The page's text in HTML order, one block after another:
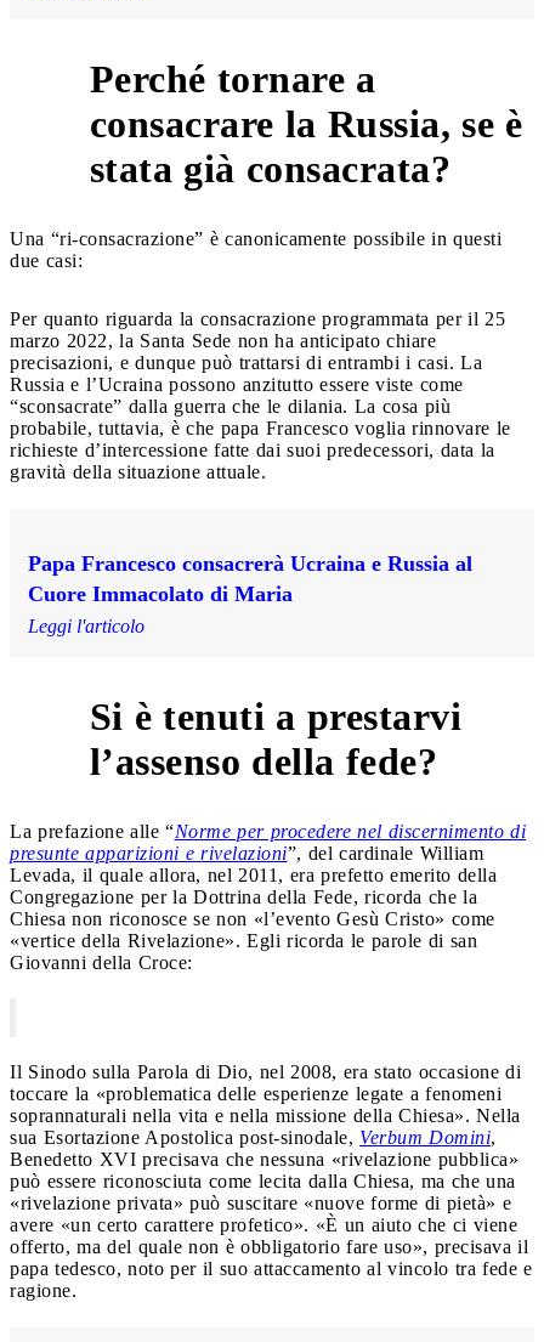
Perché tornare a
consacrare la Russia, se è
stata già consacrata?
Una “ri-consacrazione” è canonicamente possibile in questi
due casi:
Per quanto riguarda la consacrazione programmata per il 25
marzo 2022, la Santa Sede non ha anticipato chiare
precisazioni, e dunque può trattarsi di entrambi i casi. La
Russia e l’Ucraina possono anzitutto essere viste come
“sconsacrate” dalla guerra che le dilania. La cosa più
probabile, tuttavia, è che papa Francesco voglia rinnovare le
richieste d’intercessione fatte dai suoi predecessori, data la
gravità della situazione attuale.
Papa Francesco consacrerà Ucraina e Russia al
Cuore Immacolato di Maria
Leggi l'articolo
Si è tenuti a prestarvi
l’assenso della fede?
La prefazione alle “Norme per procedere nel discernimento di
presunte apparizioni e rivelazioni”, del cardinale William
Levada, il quale allora, nel 2011, era prefetto emerito della
Congregazione per la Dottrina della Fede, ricorda che la
Chiesa non riconosce se non «l’evento Gesù Cristo» come
«vertice della Rivelazione». Egli ricorda le parole di san
Giovanni della Croce:
Il Sinodo sulla Parola di Dio, nel 2008, era stato occasione di
toccare la «problematica delle esperienze legate a fenomeni
soprannaturali nella vita e nella missione della Chiesa». Nella
sua Esortazione Apostolica post-sinodale, Verbum Domini,
Benedetto XVI precisava che nessuna «rivelazione pubblica»
può essere riconosciuta come lecita dalla Chiesa, ma che una
«rivelazione privata» può suscitare «nuove forme di pietà» e
avere «un certo carattere profetico». «È un aiuto che ci viene
offerto, ma del quale non è obbligatorio fare uso», precisava il
papa tedesco, noto per il suo attaccamento al vincolo tra fede e
ragione.